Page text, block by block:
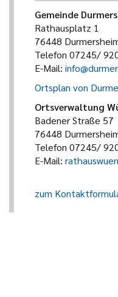
Gemeinde
Rathausplatz 1
76448
Telefon 07245/
E-Mail:
Ortsplan von
Ortsverwaltung
Badener Straße 57
76448
Telefon 07245/
E-Mail:
zum